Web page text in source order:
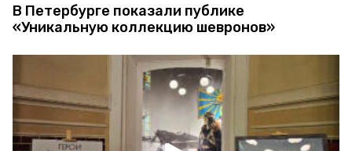
В Петербурге показали публике
«Уникальную коллекцию шевронов»